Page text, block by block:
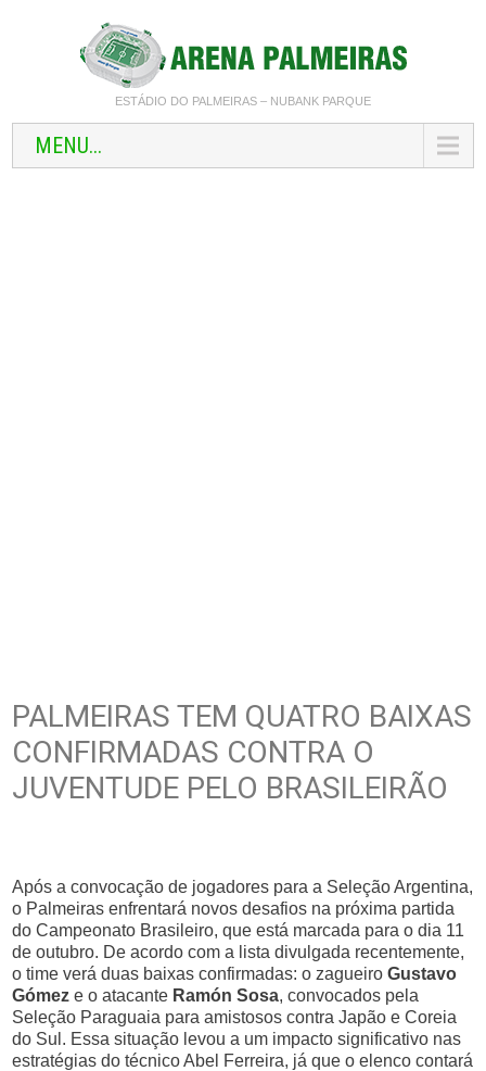
ESTÁDIO DO PALMEIRAS – NUBANK PARQUE
MENU...
PALMEIRAS TEM QUATRO BAIXAS
CONFIRMADAS CONTRA O
JUVENTUDE PELO BRASILEIRÃO
Após a convocação de jogadores para a Seleção Argentina,
o Palmeiras enfrentará novos desafios na próxima partida
do Campeonato Brasileiro, que está marcada para o dia 11
de outubro. De acordo com a lista divulgada recentemente,
o time verá duas baixas confirmadas: o zagueiroGustavo
Gómez e o atacante Ramón Sosa, convocados pela
Seleção Paraguaia para amistosos contra Japão e Coreia
do Sul. Essa situação levou a um impacto significativo nas
estratégias do técnico Abel Ferreira, já que o elenco contará